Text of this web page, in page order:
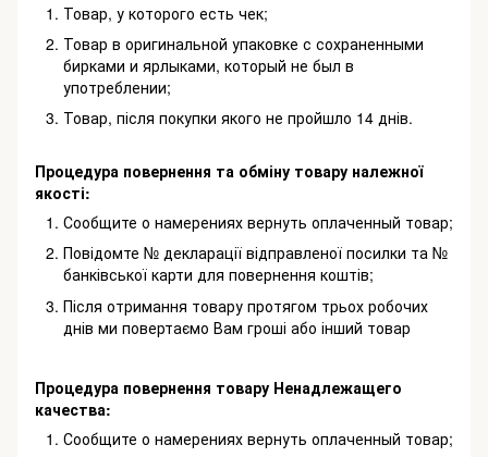
Товар, у которого есть чек;
Товар в оригинальной упаковке с сохраненными
бирками и ярлыками, который не был в
употреблении;
Товар, після покупки якого не пройшло 14 днів.
Процедура повернення та обміну товару належної
якості:
Сообщите о намерениях вернуть оплаченный товар;
Повідомте № декларації відправленої посилки та №
банківської карти для повернення коштів;
Після отримання товару протягом трьох робочих
днів ми повертаємо Вам гроші або інший товар
Процедура повернення товару Ненадлежащего
качества:
Сообщите о намерениях вернуть оплаченный товар;